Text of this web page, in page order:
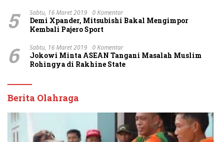
5 Sabtu, 16 Maret 2019 0 Komentar
Demi Xpander, Mitsubishi Bakal Mengimpor
Kembali Pajero Sport
6 Sabtu, 16 Maret 2019 0 Komentar
Jokowi Minta ASEAN Tangani Masalah Muslim
Rohingya di Rakhine State
Berita Olahraga